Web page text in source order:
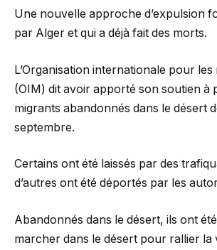
Une nouvelle approche d’expulsion
par Alger et qui a déjà fait des morts.
L’Organisation internationale pour les
(OIM) dit avoir apporté son soutien à
migrants abandonnés dans le désert
septembre.
Certains ont été laissés par des
d’autres ont été déportés par les
Abandonnés dans le désert, ils ont
marcher dans le désert pour rallier la